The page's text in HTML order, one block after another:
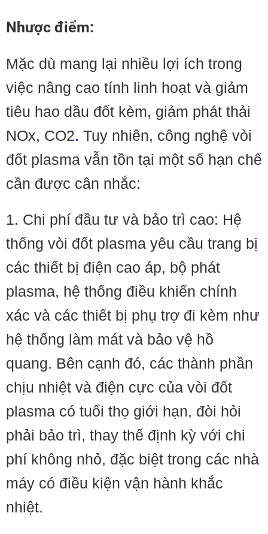
Nhược điểm:
Mặc dù mang lại nhiều lợi ích trong
việc nâng cao tính linh hoạt và giảm
tiêu hao dầu đốt kèm, giảm phát thải
NOx, CO2. Tuy nhiên, công nghệ vòi
đốt plasma vẫn tồn tại một số hạn chế
cần được cân nhắc:
1. Chi phí đầu tư và bảo trì cao: Hệ
thống vòi đốt plasma yêu cầu trang bị
các thiết bị điện cao áp, bộ phát
plasma, hệ thống điều khiển chính
xác và các thiết bị phụ trợ đi kèm như
hệ thống làm mát và bảo vệ hồ
quang. Bên cạnh đó, các thành phần
chịu nhiệt và điện cực của vòi đốt
plasma có tuổi thọ giới hạn, đòi hỏi
phải bảo trì, thay thế định kỳ với chi
phí không nhỏ, đặc biệt trong các nhà
máy có điều kiện vận hành khắc
nhiệt.